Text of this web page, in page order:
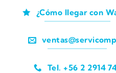
¿Cómo llegar con
Tel. +56 2 2914